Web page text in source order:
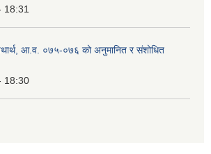
18:31
आ.व. ०७५-०७६ को अनुमानित र संशोधित
18:30